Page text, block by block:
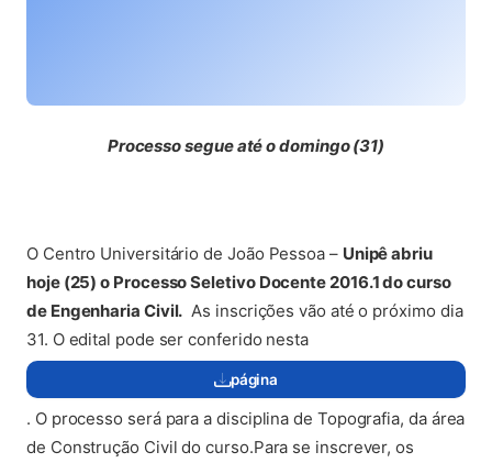
Processo segue até o domingo (31)
(abre em nova aba)
O Centro Universitário de João Pessoa – Unipê abriu
hoje (25) o Processo Seletivo Docente 2016.1 do curso
de Engenharia Civil. As inscrições vão até o próximo dia
31. O edital pode ser conferido nesta
página
(abre em nova aba)
. O processo será para a disciplina de Topografia, da área
de Construção Civil do curso.Para se inscrever, os